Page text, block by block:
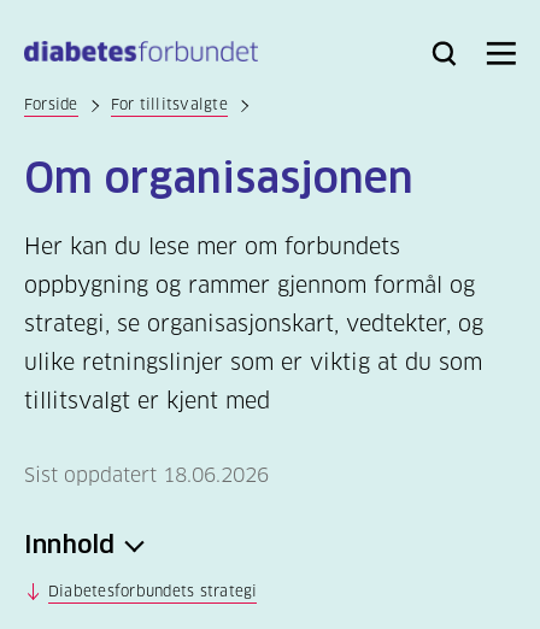
hovedinnhold
Bli
Logg
Søk Meny
Forside For tillitsvalgte
Om organisasjonen
Her kan du lese mer om forbundets
oppbygning og rammer gjennom formål og
strategi, se organisasjonskart, vedtekter, og
ulike retningslinjer som er viktig at du som
tillitsvalgt er kjent med
Sist oppdatert 18.06.2026
Innhold
Diabetesforbundets strategi